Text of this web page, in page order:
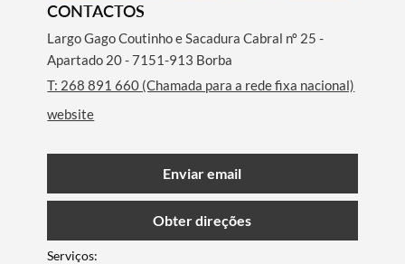
CONTACTOS
Largo Gago Coutinho e Sacadura Cabral nº 25 -
Apartado 20 - 7151-913 Borba
T: 268 891 660 (Chamada para a rede fixa nacional)
website
Enviar email
Obter direções
Serviços: